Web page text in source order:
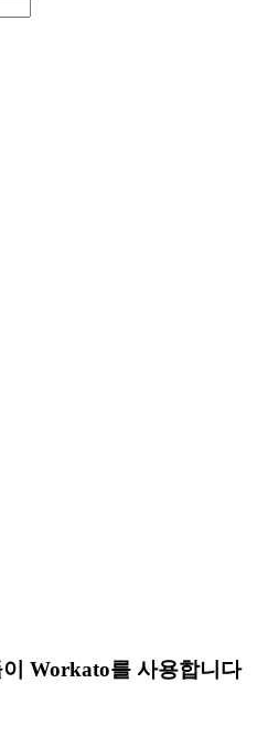
Workato를 사용합니다